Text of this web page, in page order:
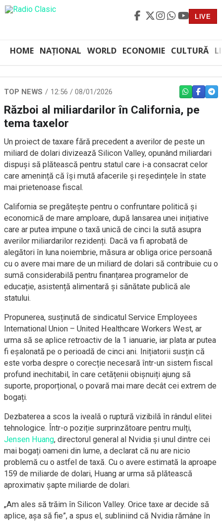
LIVE
HOME NAȚIONAL WORLD ECONOMIE CULTURĂ
TOP NEWS 12:56 / 08/01/2026 WHATSAPP
Război al miliardarilor în California, pe
tema taxelor
Un proiect de taxare fără precedent a averilor de peste un
miliard de dolari divizează Silicon Valley, opunând miliardari
dispuși să plătească pentru statul care i-a consacrat celor
care amenință că își mută afacerile și reședințele în state
mai prietenoase fiscal.
California se pregătește pentru o confruntare politică și
economică de mare amploare, după lansarea unei inițiative
care ar putea impune o taxă unică de cinci la sută asupra
averilor miliardarilor rezidenți. Dacă va fi aprobată de
alegători în luna noiembrie, măsura ar obliga orice persoană
cu o avere mai mare de un miliard de dolari să contribuie cu o
sumă considerabilă pentru finanțarea programelor de
educație, asistență alimentară și sănătate publică ale
statului.
Propunerea, susținută de sindicatul Service Employees
International Union – United Healthcare Workers West, ar
urma să se aplice retroactiv de la 1 ianuarie, iar plata ar putea
fi eșalonată pe o perioadă de cinci ani. Inițiatorii susțin că
este vorba despre o corecție necesară într-un sistem fiscal
profund inechitabil, în care cetățenii obișnuiți ajung să
suporte, proporțional, o povară mai mare decât cei extrem de
bogați.
Dezbaterea a scos la iveală o ruptură vizibilă în rândul elitei
tehnologice. Într-o poziție surprinzătoare pentru mulți,
Jensen Huang, directorul general al Nvidia și unul dintre cei
mai bogați oameni din lume, a declarat că nu are nicio
problemă cu o astfel de taxă. Cu o avere estimată la aproape
159 de miliarde de dolari, Huang ar urma să plătească
aproximativ șapte miliarde de dolari.
„Am ales să trăim în Silicon Valley. Orice taxe ar decide să
aplice, așa să fie”, a spus el, subliniind că Nvidia rămâne în